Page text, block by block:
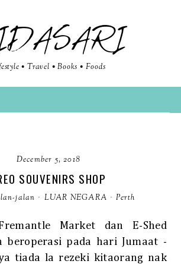
• Travel • Books • Foods
December 5, 2018
SOUVENIRS SHOP
jalan · LUAR NEGARA · Perth
Market dan E-Shed
beroperasi pada hari Jumaat -
tiada la rezeki kitaorang nak